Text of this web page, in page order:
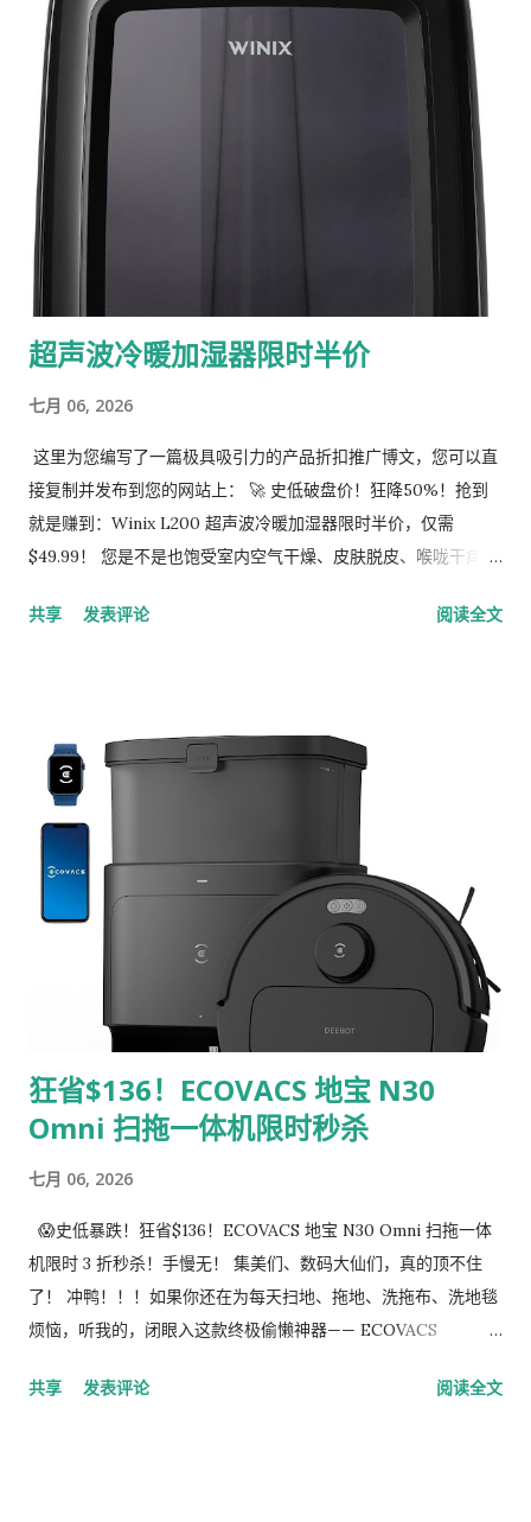
的国民级润唇膏！一抹即化，轻薄不黏腻，持久锁水，无论是日
常素颜提亮、夜间厚敷修复，还是口红前打底都绝了。 神仙口味
随心换： 这组Assorted水果系列全员无踩雷，涂在嘴上就是清
新高级的水果香气，让你的双唇整天都像在做SPA。 🛒 怎么买最
划算？ 直接单点： 目前单次购买就是 $6.50 的史低价 （48%
OFF）！ 叠加更省： 选择 Subscribe & Save（定期订购）还能
再减，低至$6.17/套 ！而且Amazon Prime会员最快 明天就能免
费送达 ！ 这个价格随时可能被抢断货或涨价，姐妹们别犹豫了，
赶紧给全家人把一整年的润唇膏都囤起来！ 👉 戳这里直接去
Amazon.ca抢购Burt's Bees 3支装 （注：Amazon价格波动频
繁，请以最终结账页面为准。手慢无！）
超声波冷暖加湿器限时半价
七月 06, 2026
这里为您编写了一篇极具吸引力的产品折扣推广博文，您可以直
接复制并发布到您的网站上： 🚀 史低破盘价！狂降50%！抢到
就是赚到：Winix L200 超声波冷暖加湿器限时半价，仅需
$49.99！ 您是不是也饱受室内空气干燥、皮肤脱皮、喉咙干痒的
底！别再忍受了，今天给大家带来一个绝对不能错过的超级福
$49.99！ 这是近30天以来的最低价，库存告急，随时可能涨价或
断货！ 👉 立即点击此处，直接前往亚马逊抢购！ ✨ 为什么这款
加湿器非买不可？四大核心卖点爆棚： 💧 2加仑超大容量，120
小时超长续航： 买加湿器最怕频繁加水。这款 L200 拥有惊人的
2 加仑（约 7.5 升）大水箱，在低档模式下可以 连续运行长达
120 小时 （整整5天5夜不间断）！不管是放在卧室、客厅还是办
公室，让你彻底解放双手。 ☀️ Unique 独家冷/暖双雾模式： 普
通的加湿器只有冷雾，而 Winix L200 内置微型加热器。你可以
根据季节和心情随意切换冷雾或暖雾，暖雾能带来更加放松舒缓
的体验，完美应对不同时节的需求。 🛡️ LightCel™ UV+ LED
紫外线除菌技术： 很多人担心加湿器喷出的水雾不干净。Winix
采用了先进的 LightCel™ UV+ LED 技术 ，能有效消除水中的
宝宝或宠物的也能百分百放心使用！ 🌸 智能便捷与香薰体验：
采用人性化的 上加水（Top-Fill）设计 ，加水提水都超轻松。它
还随机附赠了 除矿物质胶囊 （防止产生白色粉末和水垢）以及
预浸香薰垫（薰衣草和尤加利味） ，让你在加湿的同时享受顶级
Spa级别的香薰疗愈。 💬 看看买过的人怎么说？（4.3星高分好
部有两个可调节的喷雾口，可以同时朝两个不同的方向喷雾，房
共享 发表评论 阅读全文
狂省$136！ECOVACS 地宝 N30
Omni 扫拖一体机限时秒杀
七月 06, 2026
😱史低暴跌！狂省$136！ECOVACS 地宝 N30 Omni 扫拖一体
机限时 3 折秒杀！手慢无！ 集美们、数码大仙们，真的顶不住
了！ 冲鸭！！！如果你还在为每天扫地、拖地、洗拖布、洗地毯
烦恼，听我的，闭眼入这款终极偷懒神器—— ECOVACS
Lightning Deal（闪购活动） ，原价 $449.99， 现在直接砍到
共享 发表评论 阅读全文